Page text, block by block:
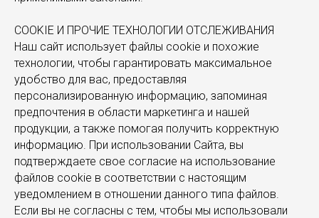
COOKIE И ПРОЧИЕ ТЕХНОЛОГИИ ОТСЛЕЖИВАНИЯ
Наш сайт использует файлы cookie и похожие
технологии, чтобы гарантировать максимальное
удобство для вас, предоставляя
персонализированную информацию, запоминая
предпочтения в области маркетинга и нашей
продукции, а также помогая получить корректную
информацию. При использовании Сайта, вы
подтверждаете свое согласие на использование
файлов cookie в соответствии с настоящим
уведомлением в отношении данного типа файлов.
Если вы не согласны с тем, чтобы мы использовали